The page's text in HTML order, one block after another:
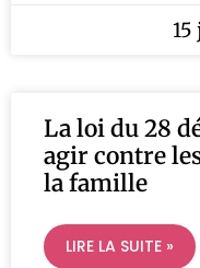
La loi du 28
agir contre
la famille
LIRE LA SUITE »